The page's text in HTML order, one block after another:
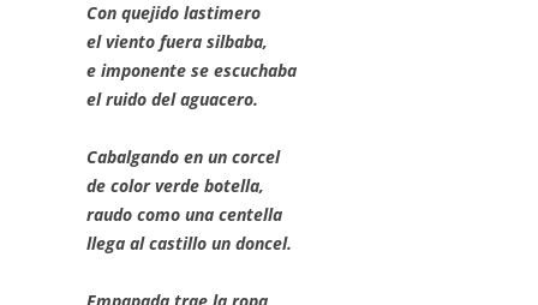
Con quejido lastimero
el viento fuera silbaba,
e imponente se escuchaba
el ruido del aguacero.
Cabalgando en un corcel
de color verde botella,
raudo como una centella
llega al castillo un doncel.